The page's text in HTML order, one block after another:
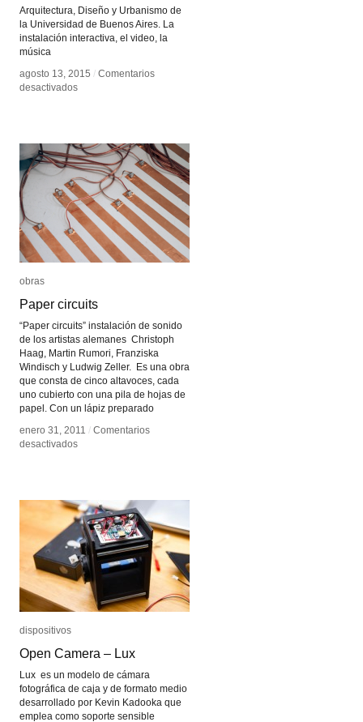
Arquitectura, Diseño y Urbanismo de
la Universidad de Buenos Aires. La
instalación interactiva, el video, la
música
agosto 13, 2015 / Comentarios
desactivadosen
agosto 13, 2015 / Comentarios
desactivadosen
obras
Paper circuits
“Paper circuits” instalación de sonido
de los artistas alemanes Christoph
Haag, Martin Rumori, Franziska
Windisch y Ludwig Zeller. Es una obra
que consta de cinco altavoces, cada
uno cubierto con una pila de hojas de
papel. Con un lápiz preparado
enero 31, 2011 / Comentarios
desactivadosen
obras
Paper circuits
enero 31, 2011 / Comentarios
desactivadosen
dispositivos
Open Camera – Lux
Lux es un modelo de cámara
fotográfica de caja y de formato medio
desarrollado por Kevin Kadooka que
emplea como soporte sensible
dispositivos
Open Camera – Lux